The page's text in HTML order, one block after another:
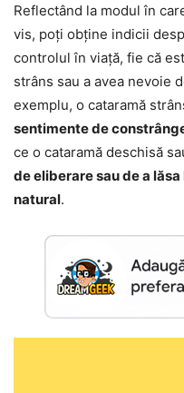
Reflectând la modul în
vis, poți obține indicii
controlul în viață, fie că
strâns sau a avea nevoie
exemplu, o cataramă
sentimente de
ce o cataramă deschisă
de eliberare sau de a
natural.